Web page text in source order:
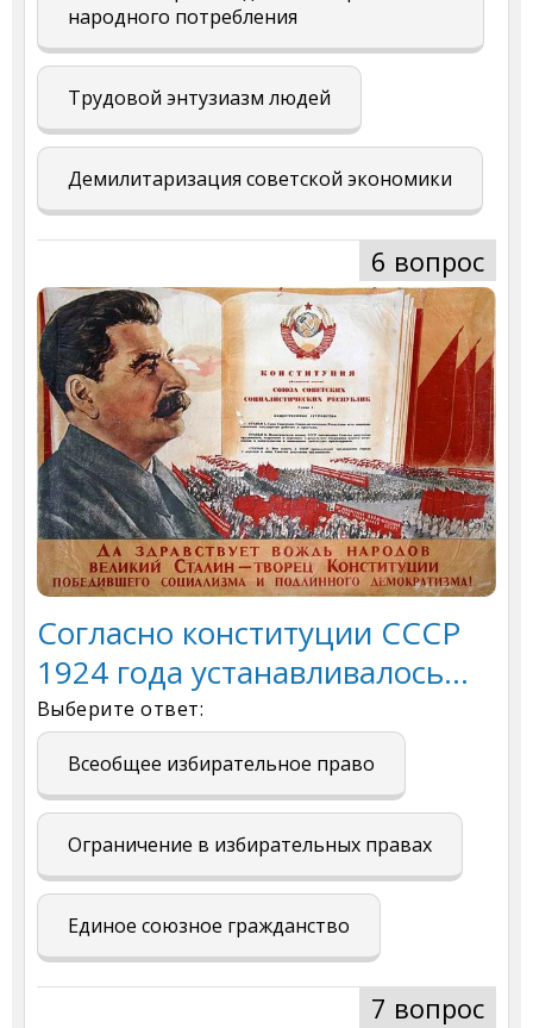
народного потребления
Трудовой энтузиазм людей
Демилитаризация советской экономики
6 вопрос
Согласно конституции СССР
1924 года устанавливалось...
Выберите ответ:
Всеобщее избирательное право
Ограничение в избирательных правах
Единое союзное гражданство
7 вопрос